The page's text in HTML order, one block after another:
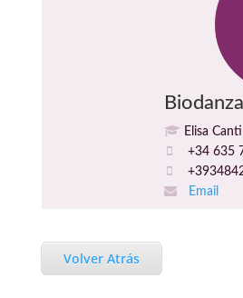
Elisa
+34 635
Email
Volver Atrás